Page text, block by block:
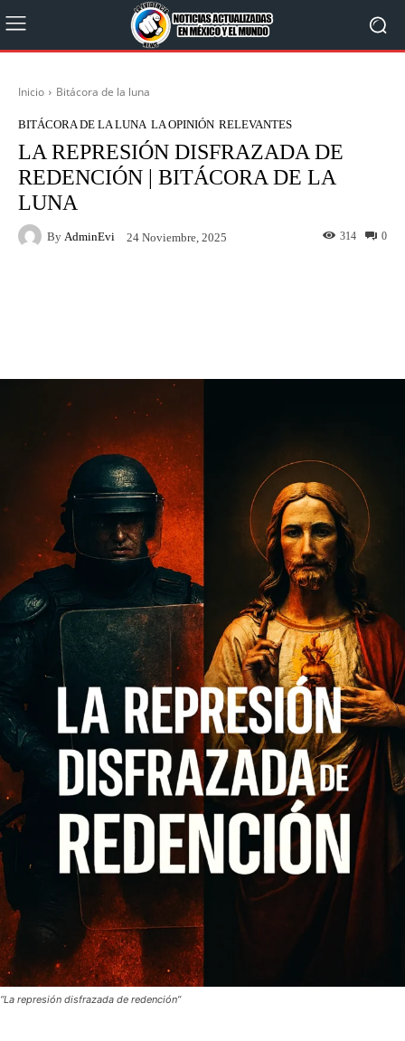
Inicio Bitácora de la luna
BITÁCORA DE LA LUNA LA OPINIÓN RELEVANTES
LA REPRESIÓN DISFRAZADA DE
REDENCIÓN | BITÁCORA DE LA
LUNA
By AdminEvi 24 Noviembre, 2025 0
314
“La represión disfrazada de redención”